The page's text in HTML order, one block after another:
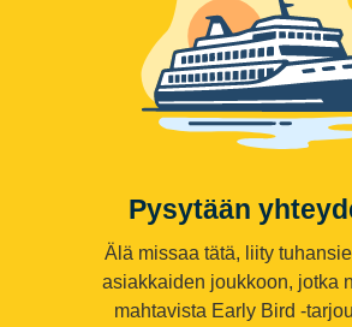
Pysytään
Älä missaa tätä, liity
asiakkaiden joukkoon, jotka
mahtavista Early Bird -